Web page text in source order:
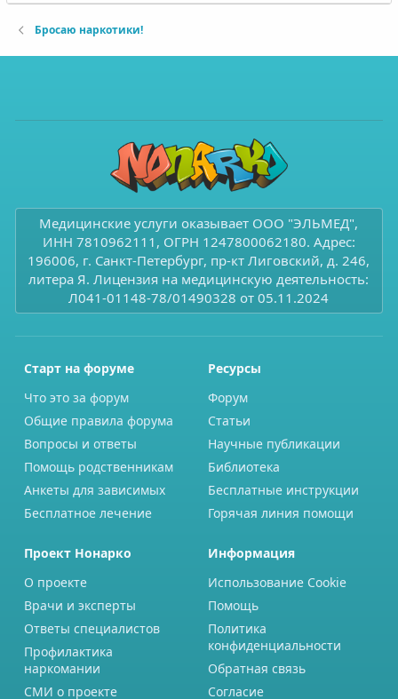
Бросаю наркотики!
Медицинские услуги оказывает ООО "ЭЛЬМЕД",
ИНН 7810962111, ОГРН 1247800062180. Адрес:
196006, г. Санкт-Петербург, пр-кт Лиговский, д. 246,
литера Я. Лицензия на медицинскую деятельность:
Л041-01148-78/01490328 от 05.11.2024
Старт на форуме
Что это за форум
Общие правила форума
Вопросы и ответы
Помощь родственникам
Анкеты для зависимых
Бесплатное лечение
Ресурсы
Форум
Статьи
Научные публикации
Библиотека
Бесплатные инструкции
Горячая линия помощи
Проект Нонарко
О проекте
Врачи и эксперты
Ответы специалистов
Профилактика
наркомании
СМИ о проекте
Информация
Использование Cookie
Помощь
Политика
конфиденциальности
Обратная связь
Согласие